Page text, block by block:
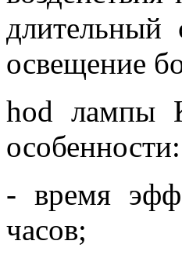
длительный
освещение
hod лампы
особенности:
- время
часов;